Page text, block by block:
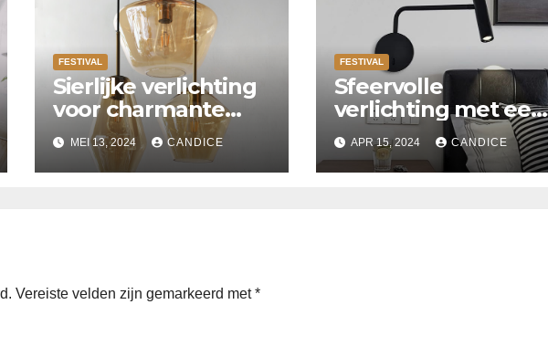
FESTIVAL
Sierlijke verlichting
voor charmante
binnenplaats
MEI 13, 2024 CANDICE
FESTIVAL
Sfeervolle
verlichting met een
verlaagd plafond
met Suspended
ceiling light.
APR 15, 2024 CANDICE
Vereiste velden zijn gemarkeerd met*